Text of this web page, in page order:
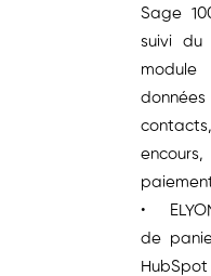
Sage
suivi du
•
de